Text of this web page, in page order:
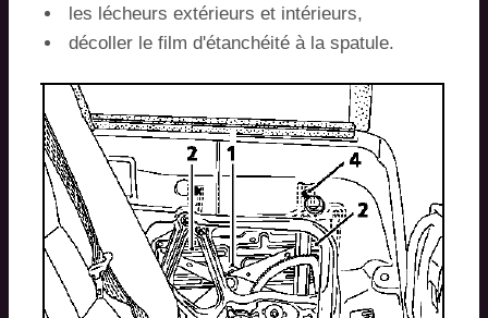
les lécheurs extérieurs et intérieurs,
décoller le film d'étanchéité à la spatule.